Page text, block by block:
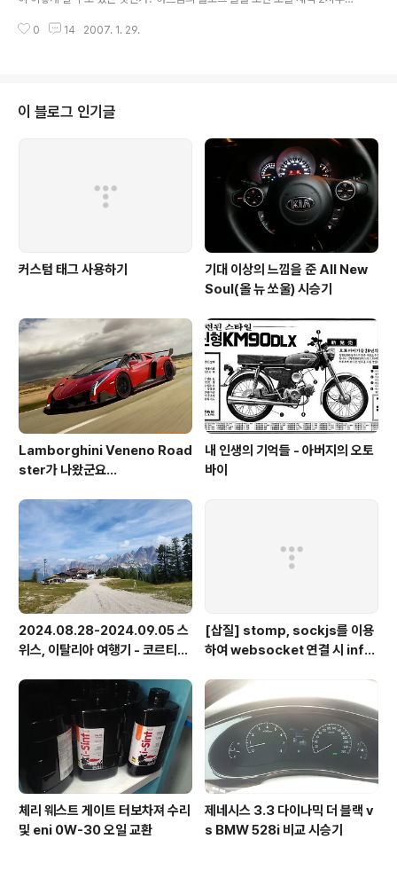
해 전체 시스템이 마비되었다고는 하지만, 이렇게 오랜 시간동안 무방비로 놔둔
하지 않고 독자적으로 처리한것일까? 그동안 가져왔던 티스토리에 대한 좋은
느낌이 조금 많이 깎인 듯 하다 -.-;;
0 14 2007. 1. 29.
이 블로그 인기글
커스텀 태그 사용하기
기대 이상의 느낌을 준 All New
Soul(올 뉴 쏘울) 시승기
Lamborghini Veneno Road
ster가 나왔군요...
내 인생의 기억들 - 아버지의 오토
바이
2024.08.28-2024.09.05 스
위스, 이탈리아 여행기 - 코르티나
스
[삽질] stomp, sockjs를 이용
하여 websocket 연결 시 info
체리 웨스트 게이트 터보차져 수리
및 eni 0W-30 오일 교환
제네시스 3.3 다이나믹 더 블랙 v
s BMW 528i 비교 시승기